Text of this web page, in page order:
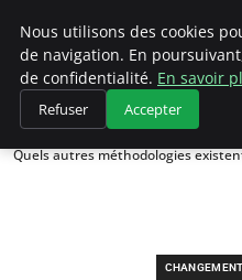
Accueil
Changements climatiques
Quels autres méthodologies
Nous utilisons des cookies
de navigation. En
de confidentialité. En savoir
Refuser Accepter